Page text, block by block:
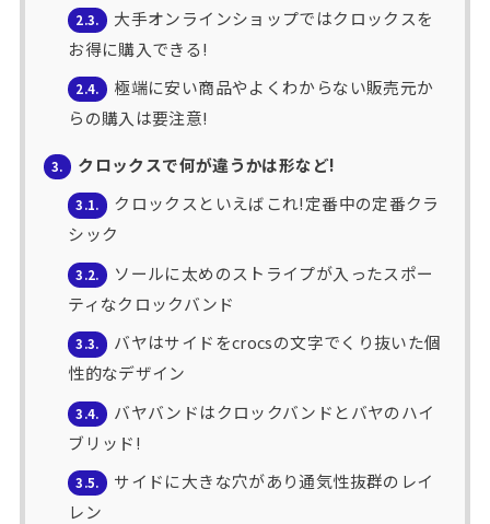
2.3.
大手オンラインショップではクロックスを
お得に購入できる!
2.4.
極端に安い商品やよくわからない販売元か
らの購入は要注意!
3. クロックスで何が違うかは形など!
3.1.
クロックスといえばこれ!定番中の定番クラ
シック
3.2.
ソールに太めのストライプが入ったスポー
ティなクロックバンド
3.3.
バヤはサイドをcrocsの文字でくり抜いた個
性的なデザイン
3.4.
バヤバンドはクロックバンドとバヤのハイ
ブリッド!
3.5.
サイドに大きな穴があり通気性抜群のレイ
レン